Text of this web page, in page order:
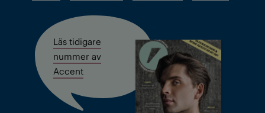
Läs tidigare
nummer av
Accent